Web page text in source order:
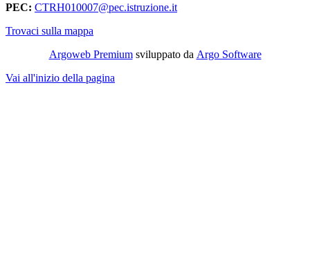
PEC: CTRH010007@pec.istruzione.it
Trovaci sulla mappa
Argoweb Premiumsviluppato da Argo Software
Vai all'inizio della pagina